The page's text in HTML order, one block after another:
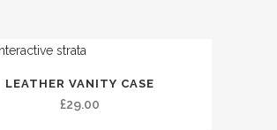
LEATHER VANITY CASE
£29.00